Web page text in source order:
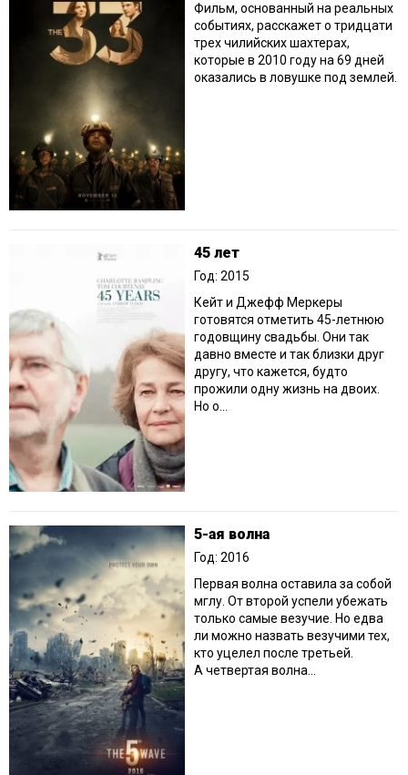
Фильм, основанный на реальных
событиях, расскажет о тридцати
трех чилийских шахтерах,
которые в 2010 году на 69 дней
оказались в ловушке под землей.
45 лет
Год: 2015
Кейт и Джефф Меркеры
готовятся отметить 45-летнюю
годовщину свадьбы. Они так
давно вместе и так близки друг
другу, что кажется, будто
прожили одну жизнь на двоих.
Но о...
5-ая волна
Год: 2016
Первая волна оставила за собой
мглу. От второй успели убежать
только самые везучие. Но едва
ли можно назвать везучими тех,
кто уцелел после третьей.
А четвертая волна...